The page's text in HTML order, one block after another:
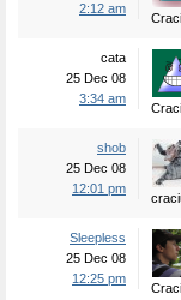
2:12 am
cata
25 Dec 08
3:34 am
shob
25 Dec 08
12:01 pm
Sleepless
25 Dec 08
12:25 pm